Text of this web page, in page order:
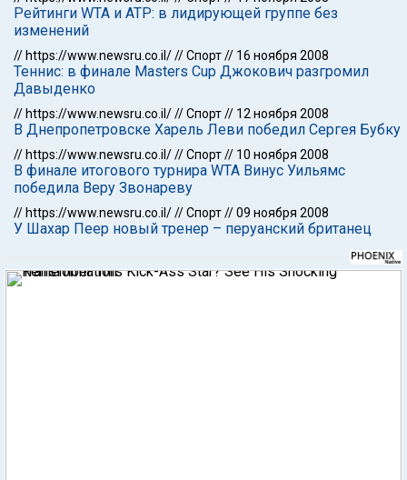
Рейтинги WTA и АТР: в лидирующей группе без
изменений
// https://www.newsru.co.il///Спорт// 16 ноября 2008
Теннис: в финале Masters Cup Джокович разгромил
Давыденко
// https://www.newsru.co.il///Спорт// 12 ноября 2008
В Днепропетровске Харель Леви победил Сергея Бубку
// https://www.newsru.co.il///Спорт// 10 ноября 2008
В финале итогового турнира WTA Винус Уильямс
победила Веру Звонареву
// https://www.newsru.co.il///Спорт//09 ноября 2008
У Шахар Пеер новый тренер – перуанский британец